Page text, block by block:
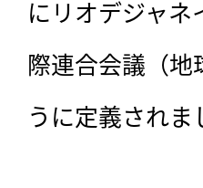
にリオデジャ
際連合会議（
うに定義されま